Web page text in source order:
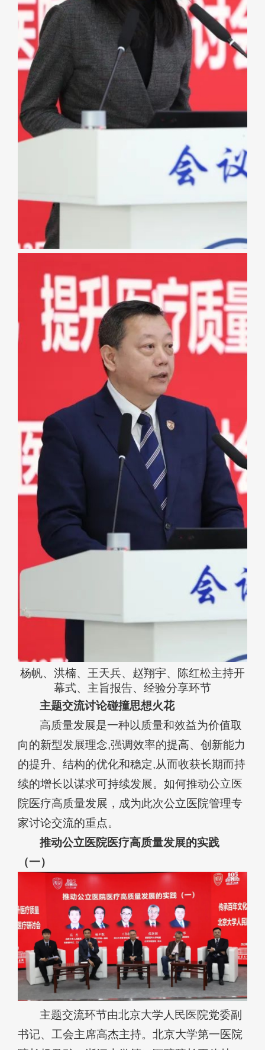
杨帆、洪楠、王天兵、赵翔宇、陈红松主持开
幕式、主旨报告、经验分享环节
主题交流讨论碰撞思想火花
高质量发展是一种以质量和效益为价值取
向的新型发展理念,强调效率的提高、创新能力
的提升、结构的优化和稳定,从而收获长期而持
续的增长以谋求可持续发展。如何推动公立医
院医疗高质量发展，成为此次公立医院管理专
家讨论交流的重点。
推动公立医院医疗高质量发展的实践
（一）
主题交流环节由北京大学人民医院党委副
书记、工会主席高杰主持。北京大学第一医院